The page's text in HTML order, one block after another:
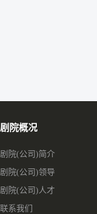
剧院概况
剧院(公司)简介
剧院(公司)领导
剧院(公司)人才
联系我们